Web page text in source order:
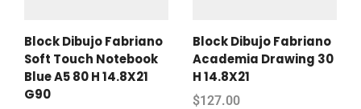
Block Dibujo Fabriano
Soft Touch Notebook
Blue A5 80 H 14.8X21
G90
Block Dibujo Fabriano
Academia Drawing 30
H 14.8X21
$127.00